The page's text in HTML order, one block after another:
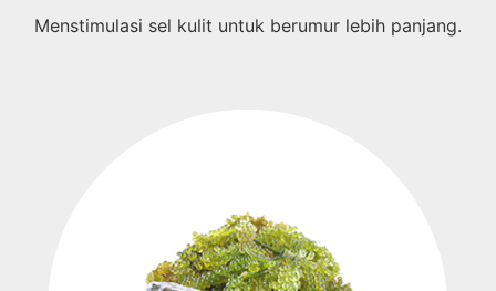
Menstimulasi sel kulit untuk berumur lebih panjang.